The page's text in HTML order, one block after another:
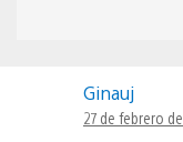
Ginauj
27 de febrero